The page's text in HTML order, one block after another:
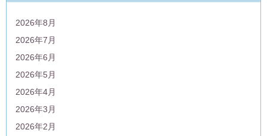
2026年8月
2026年7月
2026年6月
2026年5月
2026年4月
2026年3月
2026年2月